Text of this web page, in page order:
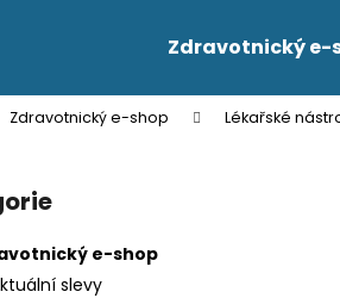
Zdravotnický e-
Zdravotnický e-shop Lékařské
e-shop
slevy